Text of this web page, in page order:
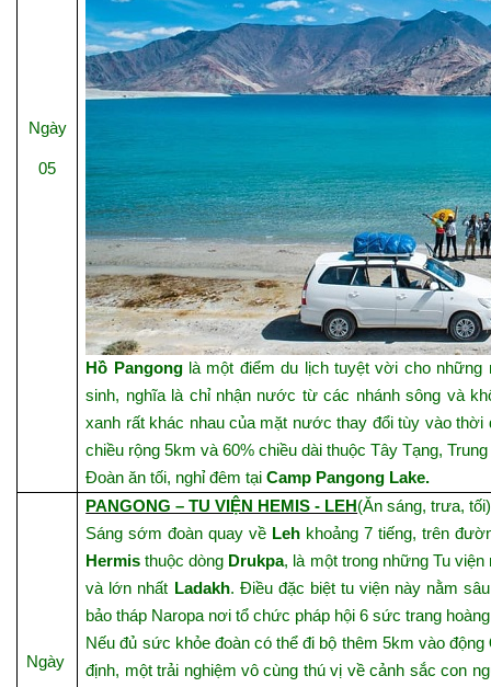
Ngày
05
Hồ Pangonglà một điểm du lịch tuyệt vời cho
sinh, nghĩa là chỉ nhận nước từ các nhánh sông và
xanh rất khác nhau của mặt nước thay đổi tùy vào thời
chiều rộng 5km và 60% chiều dài thuộc Tây Tạng,
Đoàn ăn tối, nghỉ đêm tạiCamp Pangong Lake​.
Ngày
PANGONG – TU VIỆN HEMIS - LEH(Ăn sáng, trưa, tối)
Sáng sớm đoàn quay về Leh khoảng 7 tiếng, trên
Hermis thuộc dòng Drukpa, là một trong những Tu
và lớn nhất Ladakh. Điều đặc biệt tu viện này nằm
bảo tháp Naropa nơi tổ chức pháp hội 6 sức trang
Nếu đủ sức khỏe đoàn có thể đi bộ thêm 5km vào động
định, một trải nghiệm vô cùng thú vị về cảnh sắc con